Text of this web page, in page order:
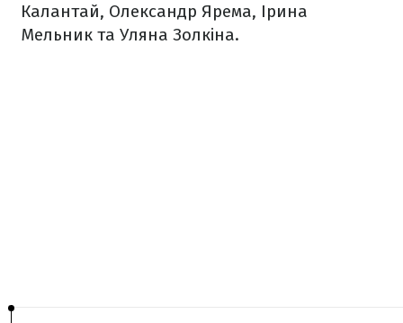
Калантай, Олександр Ярема, Ірина
Мельник та Уляна Золкіна.